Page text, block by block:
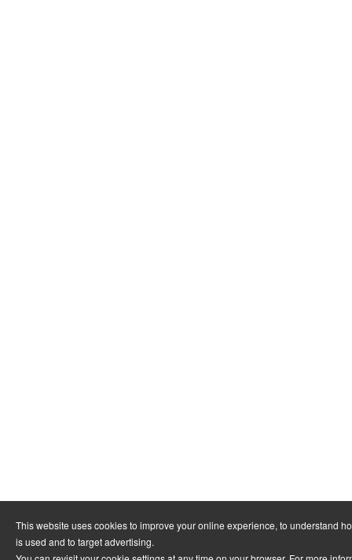
This website uses cookies to improve your online experience, to understand
is used and to target advertising.